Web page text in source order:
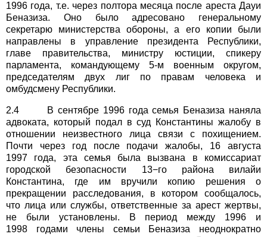
1996 года, т.е. через полтора месяца после ареста Дауи
Беназиза. Оно было адресовано генеральному
секретарю министерства обороны, а его копии были
направлены в управление президента Республики,
главе правительства, министру юстиции, спикеру
парламента, командующему 5-м военным округом,
председателям двух лиг по правам человека и
омбудсмену Республики.
2.4 В сентябре 1996 года семья Беназиза наняла
адвоката, который подал в суд Константины жалобу в
отношении неизвестного лица связи с похищением.
Почти через год после подачи жалобы, 16 августа
1997 года, эта семья была вызвана в комиссариат
городской безопасности 13−го района вилайи
Константина, где им вручили копию решения о
прекращении расследования, в котором сообщалось,
что лица или службы, ответственные за арест жертвы,
не были установлены. В период между 1996 и
1998 годами члены семьи Беназиза неоднократно